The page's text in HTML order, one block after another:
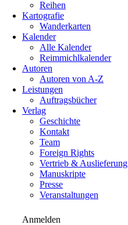
Reihen
Kartografie
Wanderkarten
Kalender
Alle Kalender
Reimmichlkalender
Autoren
Autoren von A-Z
Leistungen
Auftragsbücher
Verlag
Geschichte
Kontakt
Team
Foreign Rights
Vertrieb & Auslieferung
Manuskripte
Presse
Veranstaltungen
Anmelden